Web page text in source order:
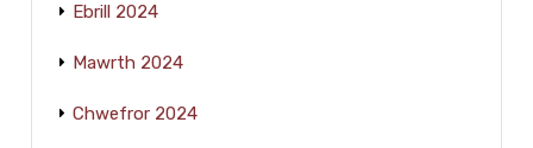
Ebrill 2024
Mawrth 2024
Chwefror 2024